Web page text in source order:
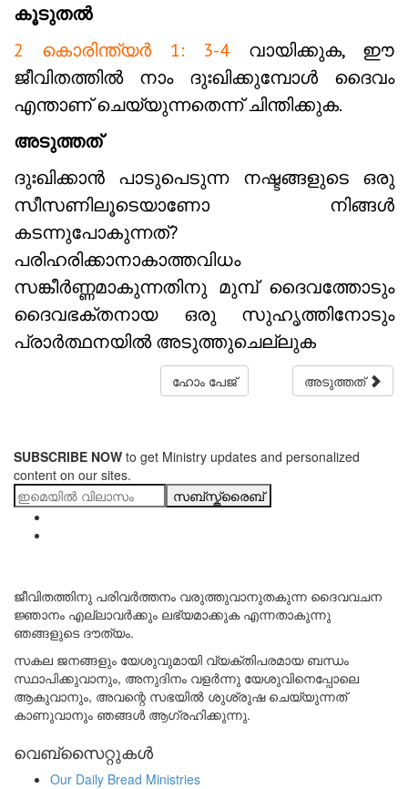
കൂടുതൽ
2 കൊരിന്ത്യർ 1: 3-4 വായിക്കുക, ഈ
ജീവിതത്തിൽ നാം ദുഃഖിക്കുമ്പോൾ ദൈവം
എന്താണ് ചെയ്യുന്നതെന്ന് ചിന്തിക്കുക.
അടുത്തത്
ദുഃഖിക്കാൻ പാടുപെടുന്ന നഷ്ടങ്ങളുടെ ഒരു
സീസണിലൂടെയാണോ നിങ്ങൾ
കടന്നുപോകുന്നത്?
പരിഹരിക്കാനാകാത്തവിധം
സങ്കീർണ്ണമാകുന്നതിനു മുമ്പ് ദൈവത്തോടും
ദൈവഭക്തനായ ഒരു സുഹൃത്തിനോടും
പ്രാർത്ഥനയിൽ അടുത്തുചെല്ലുക
ഹോം പേജ് അടുത്തത്
SUBSCRIBE NOW to get Ministry updates and personalized
content on our sites.
സബ്സ്ക്രൈബ്
ജീവിതത്തിനു പരിവർത്തനം വരുത്തുവാനുതകുന്ന ദൈവവചന
ജ്ഞാനം എല്ലാവർക്കും ലഭ്യമാക്കുക എന്നതാകുന്നു
ഞങ്ങളുടെ ദൗത്യം.
സകല ജനങ്ങളും യേശുവുമായി വ്യക്തിപരമായ ബന്ധം
സ്ഥാപിക്കുവാനും, അനുദിനം വളർന്നു യേശുവിനെപ്പോലെ
ആകുവാനും, അവന്റെ സഭയിൽ ശുശ്രുഷ ചെയ്യുന്നത്
കാണുവാനും ഞങ്ങൾ ആഗ്രഹിക്കുന്നു.
വെബ്സൈറ്റുകൾ
Our Daily Bread Ministries